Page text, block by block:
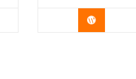
Buy Now